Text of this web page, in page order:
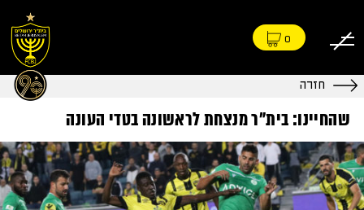
0
חזרה
שהחיינו: בית״ר מנצחת לראשונה בטדי העונה